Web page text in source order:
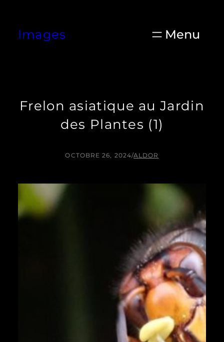
contenu
Images
Frelon asiatique au Jardin
des Plantes (1)
OCTOBRE 26, 2024/ALDOR